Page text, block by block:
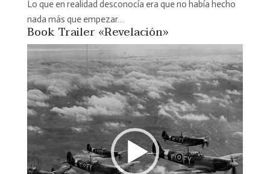
Lo que en realidad desconocía era que no había hecho
nada más que empezar…
Book Trailer «Revelación»
Reproductor
de
vídeo